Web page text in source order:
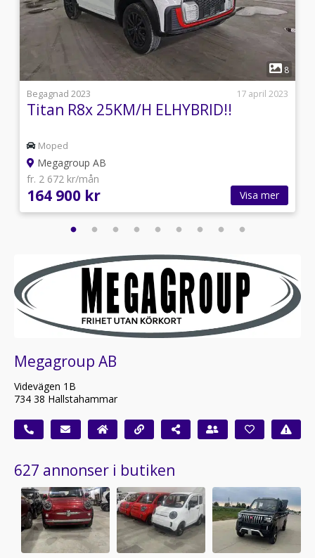
8
Begagnad 2023
17 april 2023
Titan R8x 25KM/H ELHYBRID!!
Moped
Megagroup AB
fr. 2 672 kr/mån
164 900 kr Visa mer
Megagroup AB
Videvägen 1B
734 38 Hallstahammar
627 annonser i butiken